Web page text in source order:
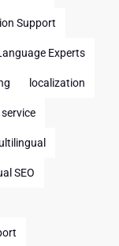
Support
Experts
localization
SEO